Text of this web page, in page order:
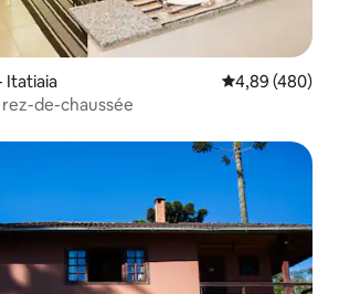
Itatiaia Note
4,89 (480)
de-chaussée